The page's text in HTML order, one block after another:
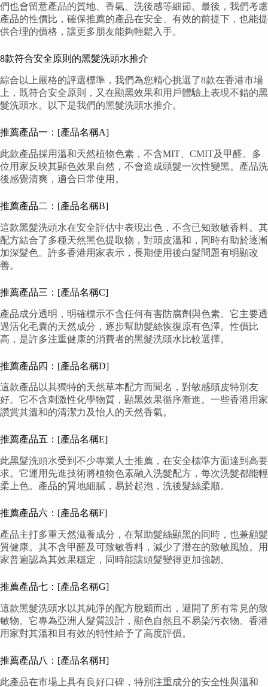
們也會留意產品的質地、香氣、洗後感等細節。最後，我們考慮
產品的性價比，確保推薦的產品在安全、有效的前提下，也能提
供合理的價格，讓更多朋友能夠輕鬆入手。
8款符合安全原則的黑髮洗頭水推介
綜合以上嚴格的評選標準，我們為您精心挑選了8款在香港市場
上，既符合安全原則，又在顯黑效果和用戶體驗上表現不錯的黑
髮洗頭水。以下是我們的黑髮洗頭水推介。
推薦產品一：[產品名稱A]
此款產品採用溫和天然植物色素，不含MIT、CMIT及甲醛。多
位用家反映其顯色效果自然，不會造成頭髮一次性變黑。產品洗
後感覺清爽，適合日常使用。
推薦產品二：[產品名稱B]
這款黑髮洗頭水在安全評估中表現出色，不含已知致敏香料。其
配方結合了多種天然黑色提取物，對頭皮溫和，同時有助於逐漸
加深髮色。許多香港用家表示，長期使用後白髮問題有明顯改
善。
推薦產品三：[產品名稱C]
產品成分透明，明確標示不含任何有害防腐劑與色素。它主要透
過活化毛囊的天然成分，逐步幫助髮絲恢復原有色澤。性價比
高，是許多注重健康的消費者的黑髮洗頭水比較選擇。
推薦產品四：[產品名稱D]
這款產品以其獨特的天然草本配方而聞名，對敏感頭皮特別友
好。它不含刺激性化學物質，顯黑效果循序漸進。一些香港用家
讚賞其溫和的清潔力及怡人的天然香氣。
推薦產品五：[產品名稱E]
此黑髮洗頭水受到不少專業人士推薦，在安全標準方面達到高要
求。它運用先進技術將植物色素融入洗髮配方，每次洗髮都能輕
柔上色。產品的質地細膩，易於起泡，洗後髮絲柔順。
推薦產品六：[產品名稱F]
產品主打多重天然滋養成分，在幫助髮絲顯黑的同時，也兼顧髮
質健康。其不含甲醛及可致敏香料，減少了潛在的致敏風險。用
家普遍認為其效果穩定，同時能讓頭髮變得更加強韌。
推薦產品七：[產品名稱G]
這款黑髮洗頭水以其純淨的配方脫穎而出，避開了所有常見的致
敏物。它專為亞洲人髮質設計，顯色自然且不易染污衣物。香港
用家對其溫和且有效的特性給予了高度評價。
推薦產品八：[產品名稱H]
此產品在市場上具有良好口碑，特別注重成分的安全性與溫和